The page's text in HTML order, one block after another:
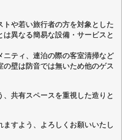
や若い旅行者の方を対象とした
異なる簡易な設備・サービスと
ニティ、連泊の際の客室清掃など
壁は防音では無いため他のゲス
共有スペースを重視した造りと
すよう、よろしくお願いいたし